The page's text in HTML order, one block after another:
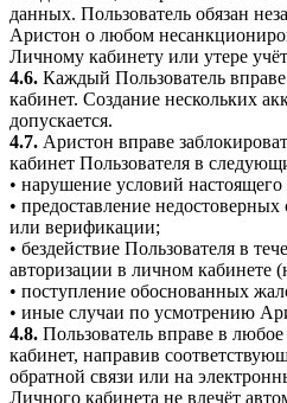
данных. Пользователь обязан
Аристон о любом
Личному кабинету или утере
4.6. Каждый Пользователь
кабинет. Создание нескольких
допускается.
4.7. Аристон вправе
кабинет Пользователя в
• нарушение условий
• предоставление
или верификации;
• бездействие Пользователя в
авторизации в личном кабинете
• поступление обоснованных
• иные случаи по усмотрению
4.8. Пользователь вправе в
кабинет, направив
обратной связи или на
Личного кабинета не влечёт